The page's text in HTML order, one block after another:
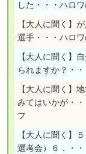
した・・・ハロ
【大人に聞く】
選手・・・ハロ
【大人に聞く】
られますか？・
【大人に聞く】
みてはいかが・
フ
【大人に聞く】
選考会）６．・